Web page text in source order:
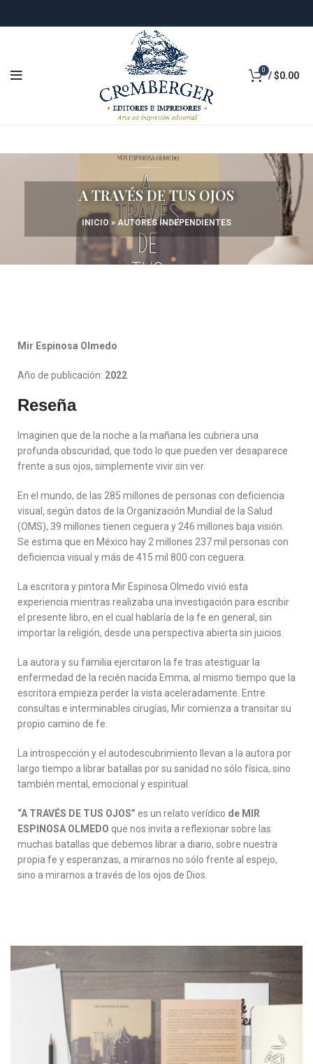
0 /$0.00
A TRAVÉS DE TUS OJOS
INICIO » AUTORES INDEPENDIENTES
Mir Espinosa Olmedo
Año de publicación: 2022
Reseña
Imaginen que de la noche a la mañana les cubriera una
profunda obscuridad, que todo lo que pueden ver desaparece
frente a sus ojos, simplemente vivir sin ver.
En el mundo, de las 285 millones de personas con deficiencia
visual, según datos de la Organización Mundial de la Salud
(OMS), 39 millones tienen ceguera y 246 millones baja visión.
Se estima que en México hay 2 millones 237 mil personas con
deficiencia visual y más de 415 mil 800 con ceguera.
La escritora y pintora Mir Espinosa Olmedo vivió esta
experiencia mientras realizaba una investigación para escribir
el presente libro, en el cual hablaría de la fe en general, sin
importar la religión, desde una perspectiva abierta sin juicios.
La autora y su familia ejercitaron la fe tras atestiguar la
enfermedad de la recién nacida Emma, al mismo tiempo que la
escritora empieza perder la vista aceleradamente. Entre
consultas e interminables cirugías, Mir comienza a transitar su
propio camino de fe.
La introspección y el autodescubrimiento llevan a la autora por
largo tiempo a librar batallas por su sanidad no sólo física, sino
también mental, emocional y espiritual.
“A TRAVÉS DE TUS OJOS” es un relato verídico de MIR
ESPINOSA OLMEDO que nos invita a reflexionar sobre las
muchas batallas que debemos librar a diario, sobre nuestra
propia fe y esperanzas, a mirarnos no sólo frente al espejo,
sino a mirarnos a través de los ojos de Dios.